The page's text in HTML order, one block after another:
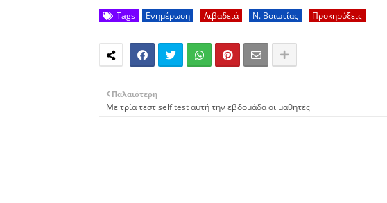
Tags Ενημέρωση Λιβαδειά Ν. Βοιωτίας Προκηρύξεις
Παλαιότερη
Με τρία τεστ self test αυτή την εβδομάδα οι μαθητές